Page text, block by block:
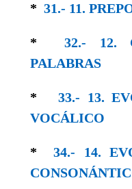
* 31.- 11.
* 32.- 12.
PALABRAS
*33.- 13.
VOCÁLICO
*34.- 14.